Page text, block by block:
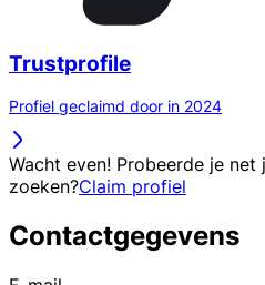
Trustprofile
Profiel geclaimd door in 2024
Wacht even! Probeerde je
zoeken?Claim profiel
Contactgegevens